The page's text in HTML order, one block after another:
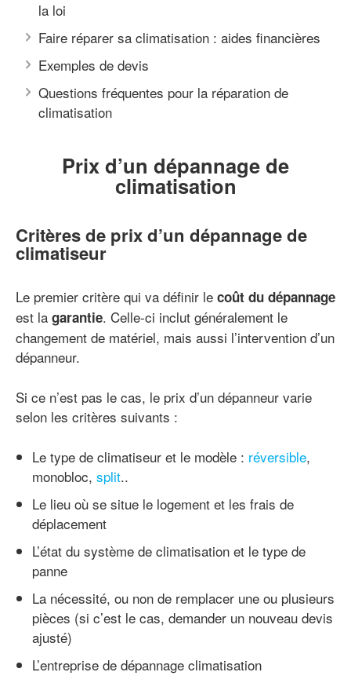
la loi
Faire réparer sa climatisation : aides financières
Exemples de devis
Questions fréquentes pour la réparation de
climatisation
Prix d’un dépannage de
climatisation
Critères de prix d’un dépannage de
climatiseur
Le premier critère qui va définir le coût du dépannage
est la garantie. Celle-ci inclut généralement le
changement de matériel, mais aussi l’intervention d’un
dépanneur.
Si ce n’est pas le cas, le prix d’un dépanneur varie
selon les critères suivants :
Le type de climatiseur et le modèle : réversible,
monobloc, split..
Le lieu où se situe le logement et les frais de
déplacement
L’état du système de climatisation et le type de
panne
La nécessité, ou non de remplacer une ou plusieurs
pièces (si c’est le cas, demander un nouveau devis
ajusté)
L’entreprise de dépannage climatisation